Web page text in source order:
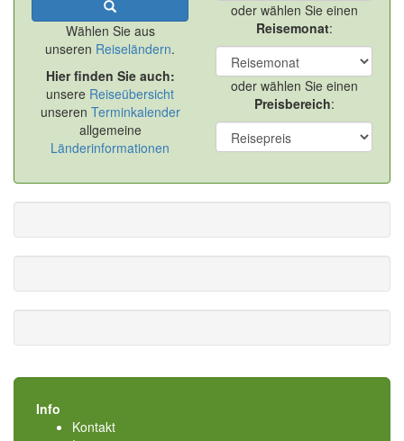
Wählen Sie aus
unseren Reiseländern.
Hier finden Sie auch:
unsere Reiseübersicht
unseren Terminkalender
allgemeine
Länderinformationen
oder wählen Sie einen
Reisemonat:
oder wählen Sie einen
Preisbereich:
Info
Kontakt